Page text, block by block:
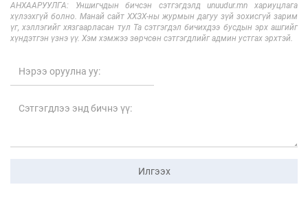
АНХААРУУЛГА: Уншигчдын бичсэн сэтгэгдэлд unuudur.mn хариуцлага
хүлээхгүй болно. Манай сайт ХХЗХ-ны журмын дагуу зүй зохисгүй зарим
үг, хэллэгийг хязгаарласан тул Та сэтгэгдэл бичихдээ бусдын эрх ашгийг
хүндэтгэн үзнэ үү. Хэм хэмжээ зөрчсөн сэтгэгдлийг админ устгах эрхтэй.
Илгээх